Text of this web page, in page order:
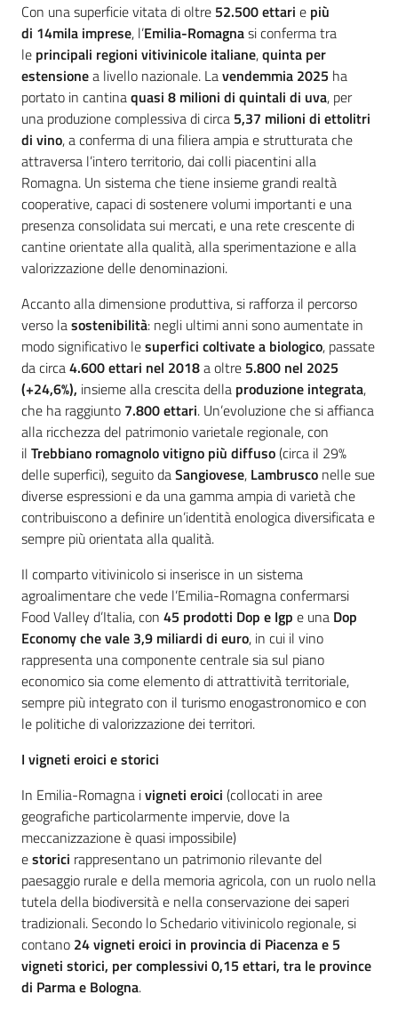
Con una superficie vitata di oltre 52.500 ettari e più
di 14mila imprese, l’Emilia-Romagnasi conferma tra
le principali regioni vitivinicole italiane,quinta per
estensionea livello nazionale. Lavendemmia 2025 ha
portato in cantinaquasi 8 milioni di quintali di uva, per
una produzione complessiva di circa 5,37 milioni di ettolitri
di vino, a conferma di una filiera ampia e strutturata che
attraversa l’intero territorio, dai colli piacentini alla
Romagna. Un sistema che tiene insieme grandi realtà
cooperative, capaci di sostenere volumi importanti e una
presenza consolidata sui mercati, e una rete crescente di
cantine orientate alla qualità, alla sperimentazione e alla
valorizzazione delle denominazioni.
Accanto alla dimensione produttiva, si rafforza il percorso
verso lasostenibilità: negli ultimi anni sono aumentate in
modo significativo lesuperfici coltivate a biologico, passate
da circa4.600 ettari nel 2018a oltre 5.800 nel 2025
(+24,6%), insieme alla crescita della produzione integrata,
che ha raggiunto 7.800 ettari. Un’evoluzione che si affianca
alla ricchezza del patrimonio varietale regionale, con
il Trebbiano romagnolo vitigno più diffuso(circa il 29%
delle superfici), seguito daSangiovese, Lambrusco nelle sue
diverse espressioni e da una gamma ampia di varietà che
contribuiscono a definire un’identità enologica diversificata e
sempre più orientata alla qualità.
Il comparto vitivinicolo si inserisce in un sistema
agroalimentare che vede l’Emilia-Romagna confermarsi
Food Valley d’Italia, con 45 prodotti Dop e Igp e una Dop
Economy che vale 3,9 miliardi di euro, in cui il vino
rappresenta una componente centrale sia sul piano
economico sia come elemento di attrattività territoriale,
sempre più integrato con il turismo enogastronomico e con
le politiche di valorizzazione dei territori.
I vigneti eroici e storici
In Emilia-Romagna ivigneti eroici (collocati in aree
geografiche particolarmente impervie, dove la
meccanizzazione è quasi impossibile)
estorici rappresentano un patrimonio rilevante del
paesaggio rurale e della memoria agricola, con un ruolo nella
tutela della biodiversità e nella conservazione dei saperi
tradizionali. Secondo lo Schedario vitivinicolo regionale, si
contano 24 vigneti eroici in provincia di Piacenza e 5
vigneti storici, per complessivi 0,15 ettari, tra le province
di Parma e Bologna.